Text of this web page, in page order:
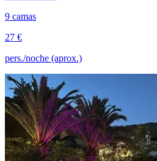
9 camas
27 €
pers./noche (aprox.)